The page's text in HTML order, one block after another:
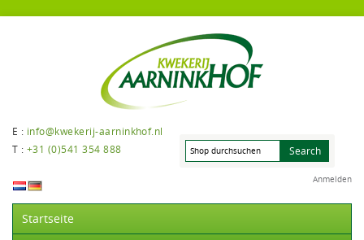
E : info@kwekerij-aarninkhof.nl
T : +31 (0)541 354 888
Anmelden
Startseite